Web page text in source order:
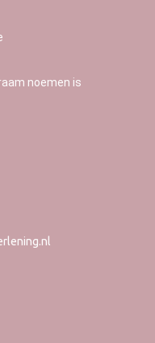
noemen is